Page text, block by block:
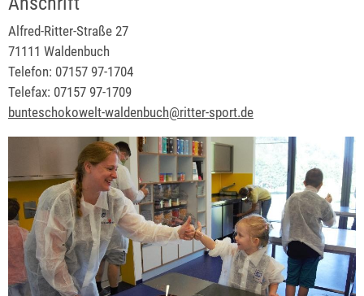
Alfred-Ritter-Straße 27
71111 Waldenbuch
Telefon: 07157 97-1704
Telefax: 07157 97-1709
bunteschokowelt-waldenbuch@ritter-sport.de